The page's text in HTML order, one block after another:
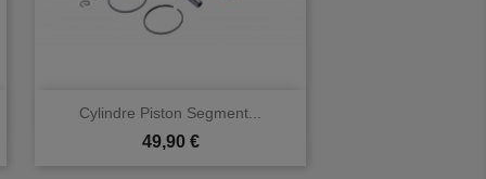
Cylindre Piston Segment...
Prix
49,90 €
Aperçu rapide